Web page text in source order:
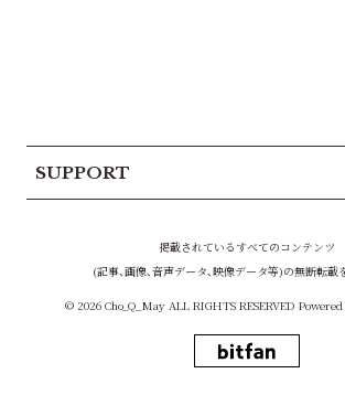
SUPPORT
掲載されているすべてのコンテンツ
(記事、画像、音声データ、映像データ等)の無断転載
© 2026 Cho_Q_May ALL RIGHTS RESERVED